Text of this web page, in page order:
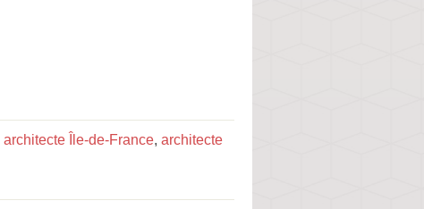
architecte Île-de-France, architecte